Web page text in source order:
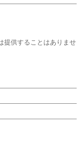
提供することはありませ